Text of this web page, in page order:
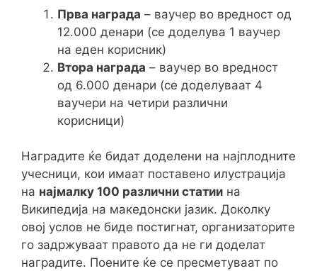
Прва награда – ваучер во вредност од
12.000 денари (се доделува 1 ваучер
на еден корисник)
Втора награда – ваучер во вредност
од 6.000 денари (се доделуваат 4
ваучери на четири различни
корисници)
Наградите ќе бидат доделени на најплодните
учесници, кои имаат поставено илустрација
на најмалку 100 различни статии на
Википедија на македонски јазик. Доколку
овој услов не биде постигнат, организаторите
го задржуваат правото да не ги доделат
наградите. Поените ќе се пресметуваат по